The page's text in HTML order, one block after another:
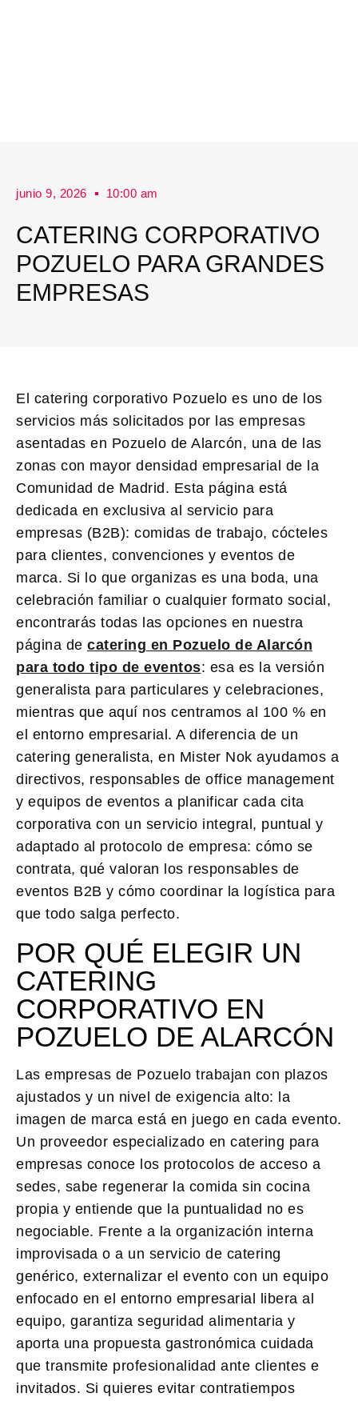
junio 9, 2026 10:00 am
CATERING CORPORATIVO
POZUELO PARA GRANDES
EMPRESAS
El catering corporativo Pozuelo es uno de los
servicios más solicitados por las empresas
asentadas en Pozuelo de Alarcón, una de las
zonas con mayor densidad empresarial de la
Comunidad de Madrid. Esta página está
dedicada en exclusiva al servicio para
empresas (B2B): comidas de trabajo, cócteles
para clientes, convenciones y eventos de
marca. Si lo que organizas es una boda, una
celebración familiar o cualquier formato social,
encontrarás todas las opciones en nuestra
página de catering en Pozuelo de Alarcón
para todo tipo de eventos: esa es la versión
generalista para particulares y celebraciones,
mientras que aquí nos centramos al 100 % en
el entorno empresarial. A diferencia de un
catering generalista, en Mister Nok ayudamos a
directivos, responsables de office management
y equipos de eventos a planificar cada cita
corporativa con un servicio integral, puntual y
adaptado al protocolo de empresa: cómo se
contrata, qué valoran los responsables de
eventos B2B y cómo coordinar la logística para
que todo salga perfecto.
POR QUÉ ELEGIR UN
CATERING
CORPORATIVO EN
POZUELO DE ALARCÓN
Las empresas de Pozuelo trabajan con plazos
ajustados y un nivel de exigencia alto: la
imagen de marca está en juego en cada evento.
Un proveedor especializado en catering para
empresas conoce los protocolos de acceso a
sedes, sabe regenerar la comida sin cocina
propia y entiende que la puntualidad no es
negociable. Frente a la organización interna
improvisada o a un servicio de catering
genérico, externalizar el evento con un equipo
enfocado en el entorno empresarial libera al
equipo, garantiza seguridad alimentaria y
aporta una propuesta gastronómica cuidada
que transmite profesionalidad ante clientes e
invitados. Si quieres evitar contratiempos